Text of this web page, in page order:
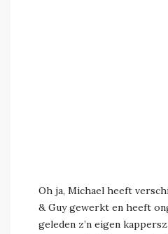
Oh ja, Michael heeft
& Guy gewerkt en heeft
geleden z’n eigen